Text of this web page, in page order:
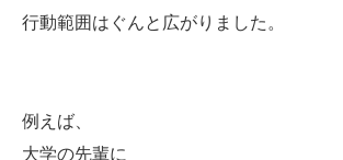
行動範囲はぐんと広がりました。
例えば、
大学の先輩に